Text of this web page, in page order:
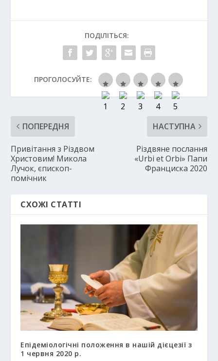
ПОДІЛІТЬСЯ:
ПРОГОЛОСУЙТЕ:
ПОПЕРЕДНЯ
Привітання з Різдвом
Христовим! Микола
Лучок, єпископ-
помічник
НАСТУПНА
Різдвяне послання
«Urbi et Orbi» Папи
Франциска 2020
СХОЖІ СТАТТІ
Епідеміологічні положення в нашій дієцезії з
1 червня 2020 р.